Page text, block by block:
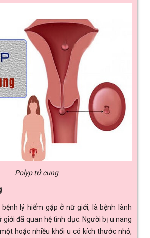
Polyp tử cung
lý hiếm gặp ở nữ giới, là bệnh lành
giới đã quan hệ tình dục. Người bị u nang
hoặc nhiều khối u có kích thước nhỏ,